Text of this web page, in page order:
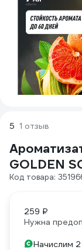
5 1 отзыв
GOLDEN
Код товара:
259 ₽
Нужна
Начислим